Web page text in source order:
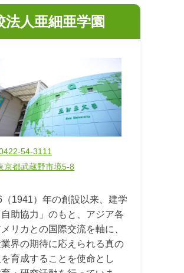
法人亜細亜学園
54-3111
京都武蔵野市境5-8
（1941）年の創設以来、建学
助協力」のもと、アジア各
リカとの国際交流を軸に、
業界の期待に応えられる真の
育成することを使命とし